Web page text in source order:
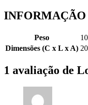
Peso
Dimensões (C x L x A)
1 avaliação de